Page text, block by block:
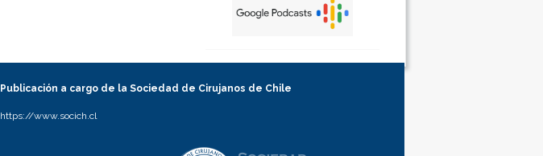
Publicación a cargo de la Sociedad de Cirujanos de Chile
https://www.socich.cl